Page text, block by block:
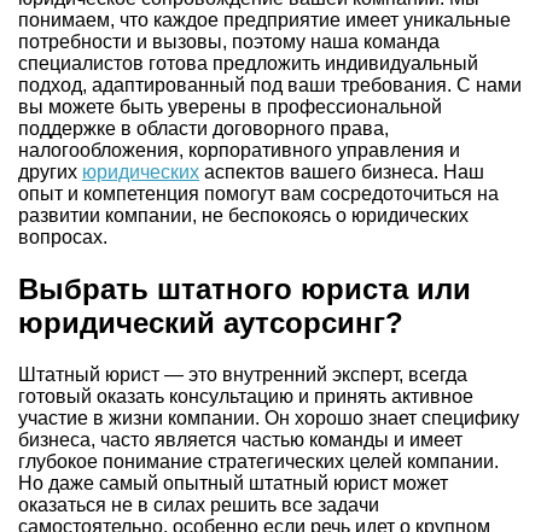
понимаем, что каждое предприятие имеет уникальные
потребности и вызовы, поэтому наша команда
специалистов готова предложить индивидуальный
подход, адаптированный под ваши требования. С нами
вы можете быть уверены в профессиональной
поддержке в области договорного права,
налогообложения, корпоративного управления и
других юридических аспектов вашего бизнеса. Наш
опыт и компетенция помогут вам сосредоточиться на
развитии компании, не беспокоясь о юридических
вопросах.
Выбрать штатного юриста или
юридический аутсорсинг?
Штатный юрист — это внутренний эксперт, всегда
готовый оказать консультацию и принять активное
участие в жизни компании. Он хорошо знает специфику
бизнеса, часто является частью команды и имеет
глубокое понимание стратегических целей компании.
Но даже самый опытный штатный юрист может
оказаться не в силах решить все задачи
самостоятельно, особенно если речь идет о крупном